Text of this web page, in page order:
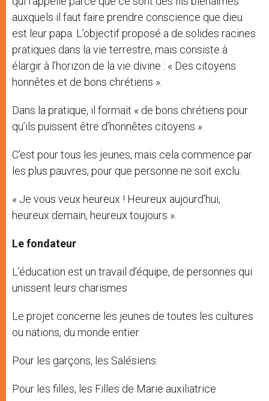
auxquels il faut faire prendre conscience que dieu
est leur papa. L’objectif proposé a de solides racines
pratiques dans la vie terrestre, mais consiste à
élargir à l’horizon de la vie divine : « Des citoyens
honnêtes et de bons chrétiens ».
Dans la pratique, il formait « de bons chrétiens pour
qu’ils puissent être d’honnêtes citoyens ».
C’est pour tous les jeunes, mais cela commence par
les plus pauvres, pour que personne ne soit exclu.
« Je vous veux heureux ! Heureux aujourd’hui,
heureux demain, heureux toujours ».
Le fondateur
L’éducation est un travail d’équipe, de personnes qui
unissent leurs charismes
Le projet concerne les jeunes de toutes les cultures
ou nations, du monde entier.
Pour les garçons, les Salésiens.
Pour les filles, les Filles de Marie auxiliatrice